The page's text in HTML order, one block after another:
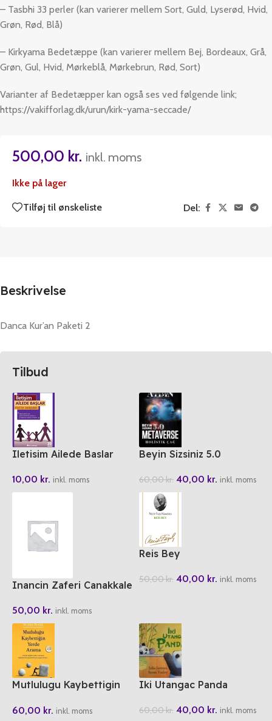
– Tasbhi 33 perler (kan varierer mellem Sort, Guld, Lyserød, Hvid,
Grøn, Rød, Blå)
– Kirkyama Bedetæppe (kan varierer mellem Bej, Bordeaux, Grå,
Grøn, Gul, Hvid, Mørkeblå, Mørkebrun, Rød, Sort)
Varianter af Bedetæpper kan også ses ved følgende link;
https://vakifforlag.dk/urun/kirk-yama-seccade/
500,00 kr. inkl. moms
Ikke på lager
Tilføj til ønskeliste Del:
Beskrivelse
Danca Kur’an Paketi 2
Tilbud
Iletisim Ailede Baslar
10,00 kr. inkl. moms
Beyin Sizsiniz 5.0
60,00kr. 40,00 kr. inkl. moms
Inancin Zaferi Canakkale
50,00 kr. inkl. moms
Reis Bey
50,00kr. 40,00 kr. inkl. moms
Mutlulugu Kaybettigin
60,00 kr. inkl. moms
Iki Utangac Panda
60,00kr. 40,00 kr. inkl. moms